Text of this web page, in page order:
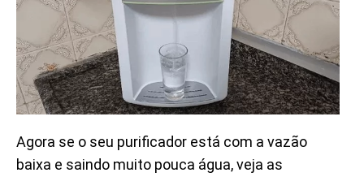
Agora se o seu purificador está com a vazão
baixa e saindo muito pouca água, veja as